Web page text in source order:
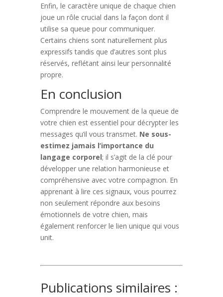
Enfin, le caractère unique de chaque chien
joue un rôle crucial dans la façon dont il
utilise sa queue pour communiquer.
Certains chiens sont naturellement plus
expressifs tandis que d’autres sont plus
réservés, reflétant ainsi leur personnalité
propre.
En conclusion
Comprendre le mouvement de la queue de
votre chien est essentiel pour décrypter les
messages qu’il vous transmet. Ne sous-
estimez jamais l’importance du
langage corporel; il s’agit de la clé pour
développer une relation harmonieuse et
compréhensive avec votre compagnon. En
apprenant à lire ces signaux, vous pourrez
non seulement répondre aux besoins
émotionnels de votre chien, mais
également renforcer le lien unique qui vous
unit.
Publications similaires :